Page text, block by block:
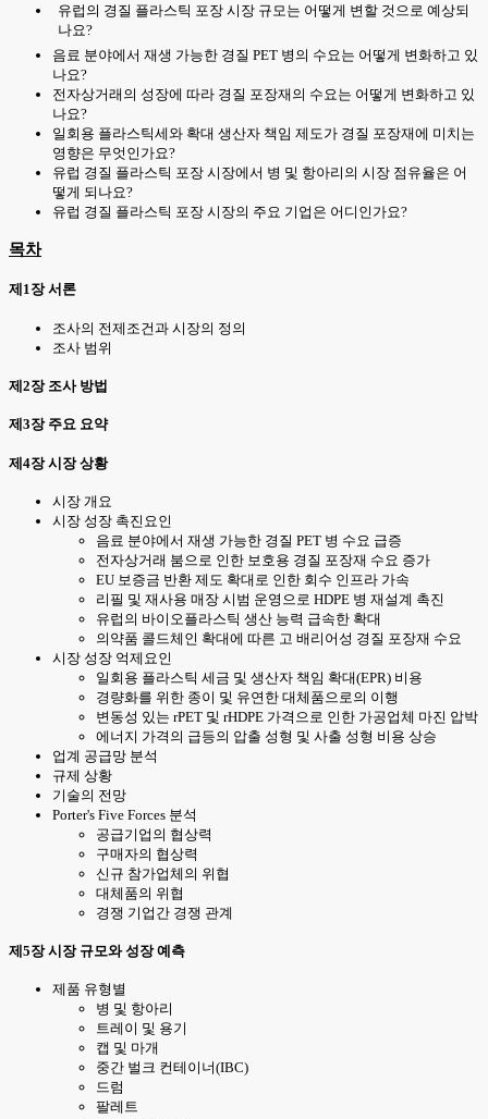
유럽의 경질 플라스틱 포장 시장 규모는 어떻게 변할 것으로 예상되
나요?
음료 분야에서 재생 가능한 경질 PET 병의 수요는 어떻게 변화하고 있
나요?
전자상거래의 성장에 따라 경질 포장재의 수요는 어떻게 변화하고 있
나요?
일회용 플라스틱세와 확대 생산자 책임 제도가 경질 포장재에 미치는
영향은 무엇인가요?
유럽 경질 플라스틱 포장 시장에서 병 및 항아리의 시장 점유율은 어
떻게 되나요?
유럽 경질 플라스틱 포장 시장의 주요 기업은 어디인가요?
목차
제1장 서론
조사의 전제조건과 시장의 정의
조사 범위
제2장 조사 방법
제3장 주요 요약
제4장 시장 상황
시장 개요
시장 성장 촉진요인
음료 분야에서 재생 가능한 경질 PET 병 수요 급증
전자상거래 붐으로 인한 보호용 경질 포장재 수요 증가
EU 보증금 반환 제도 확대로 인한 회수 인프라 가속
리필 및 재사용 매장 시범 운영으로 HDPE 병 재설계 촉진
유럽의 바이오플라스틱 생산 능력 급속한 확대
의약품 콜드체인 확대에 따른 고 배리어성 경질 포장재 수요
시장 성장 억제요인
일회용 플라스틱 세금 및 생산자 책임 확대(EPR) 비용
경량화를 위한 종이 및 유연한 대체품으로의 이행
변동성 있는 rPET 및 rHDPE 가격으로 인한 가공업체 마진 압박
에너지 가격의 급등의 압출 성형 및 사출 성형 비용 상승
업계 공급망 분석
규제 상황
기술의 전망
Porter's Five Forces 분석
공급기업의 협상력
구매자의 협상력
신규 참가업체의 위협
대체품의 위협
경쟁 기업간 경쟁 관계
제5장 시장 규모와 성장 예측
제품 유형별
병 및 항아리
트레이 및 용기
캡 및 마개
중간 벌크 컨테이너(IBC)
드럼
팔레트